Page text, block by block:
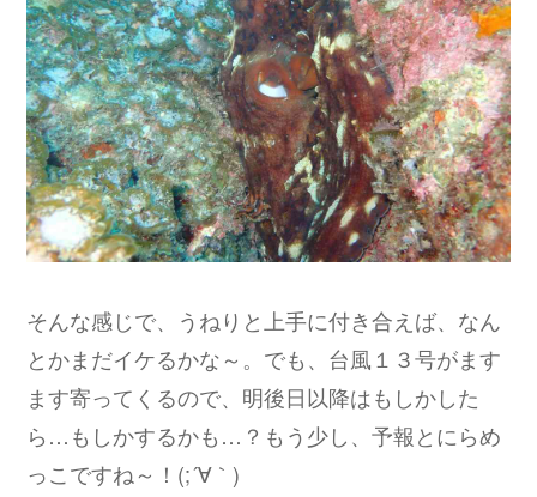
そんな感じで、うねりと上手に付き合えば、なん
とかまだイケるかな～。でも、台風１３号がます
ます寄ってくるので、明後日以降はもしかした
ら…もしかするかも…？もう少し、予報とにらめ
っこですね～！(;´∀｀)